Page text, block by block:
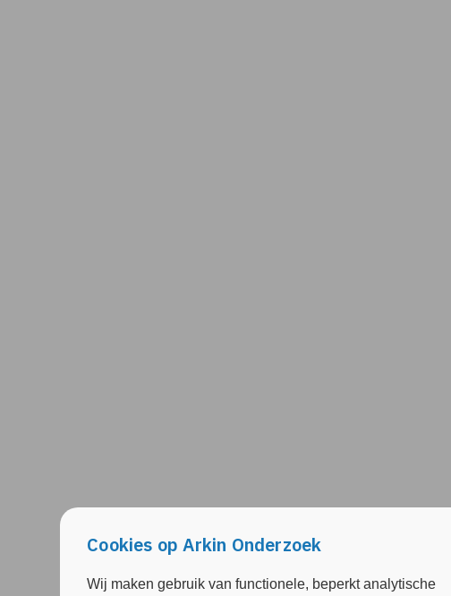
Cookies op Arkin Onderzoek
Wij maken gebruik van functionele, beperkt analytische